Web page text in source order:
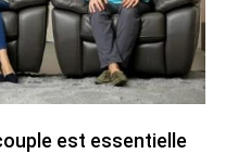
est essentielle